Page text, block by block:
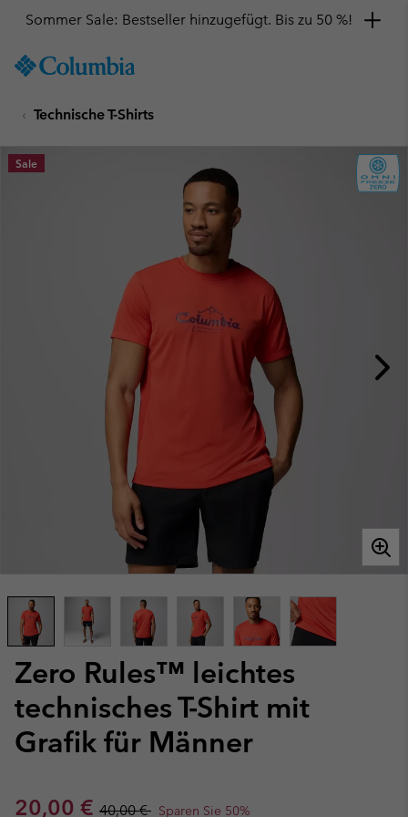
TO
SKIP
MAIN
NAV
Sommer Sale: Bestseller hinzugefügt. Bis zu 50 %!
Technische T-Shirts
Zero Rules™ leichtes
technisches T-Shirt mit
Grafik für Männer
Sale price:
20,00 € Regular price:
40,00 € Sparen Sie 50%
Sale